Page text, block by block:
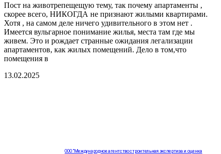
Пост на животрепещещую тему, так почему апартаменты ,
скорее всего, НИКОГДА не признают жилыми квартирами.
Хотя , на самом деле ничего удивительного в этом нет .
Имеется вульгарное понимание жилья, места там где мы
живем. Это и рождает странные ожидания легализации
апартаментов, как жилых помещений. Дело в том,что
помещения в
13.02.2025
ООО "Международное агентство строительная экспертиза и оценка